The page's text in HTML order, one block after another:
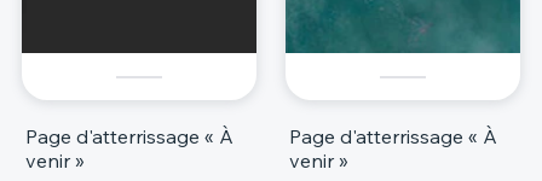
Page d'atterrissage « À
venir »
Page d'atterrissage « À
venir »